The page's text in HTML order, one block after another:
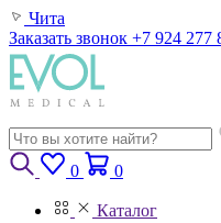
Чита
Заказать звонок +7 924 277
0 0
Каталог